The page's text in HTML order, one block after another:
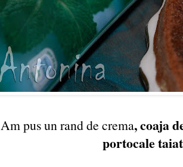
Am pus un rand de crema, coaja
portocale